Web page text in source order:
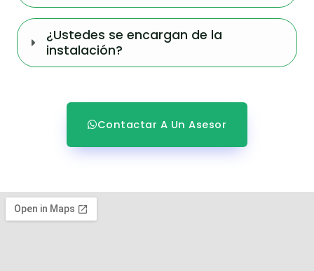
¿Ustedes se encargan de la
instalación?
Contactar A Un Asesor